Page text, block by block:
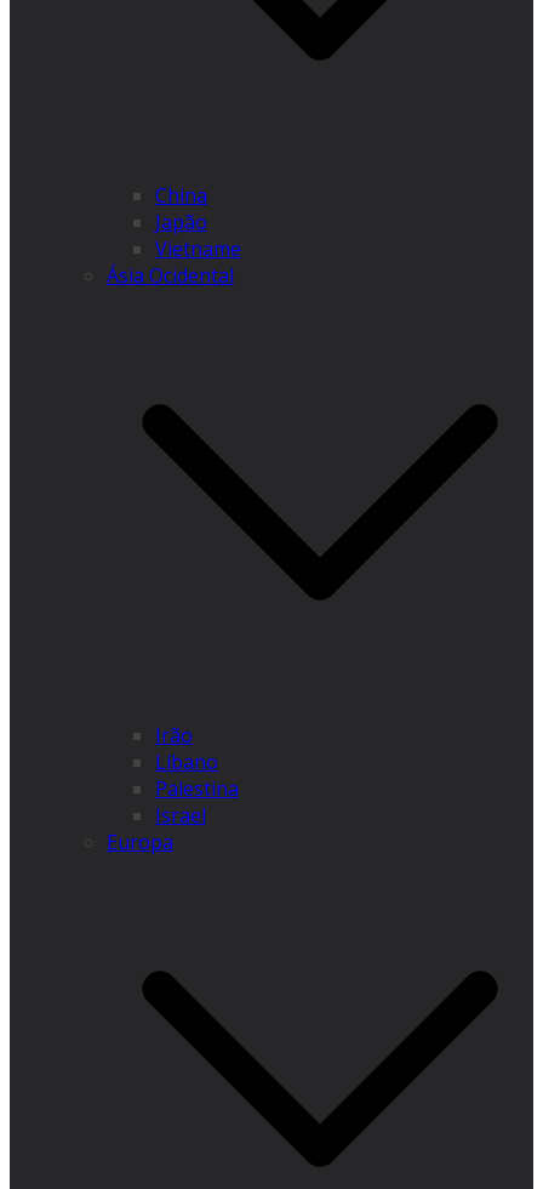
China
Japão
Vietname
Ásia Ocidental
Irão
Líbano
Palestina
Israel
Europa